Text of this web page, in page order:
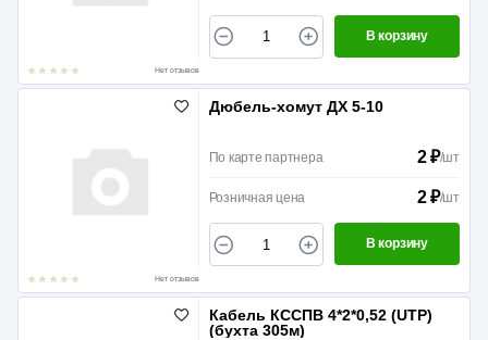
Нет отзывов
В корзину
Нет отзывов
Дюбель-хомут ДХ 5-10
По карте партнера 2 ₽/шт
Розничная цена 2 ₽/шт
В корзину
Кабель КССПВ 4*2*0,52 (UTP)
(бухта 305м)